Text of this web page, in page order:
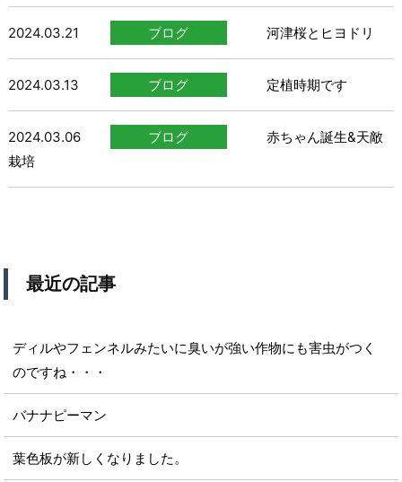
2024.03.21 ブログ 河津桜とヒヨドリ
2024.03.13 ブログ 定植時期です
2024.03.06 ブログ
赤ちゃん誕生&天敵
栽培
最近の記事
ディルやフェンネルみたいに臭いが強い作物にも害虫がつく
のですね・・・
バナナピーマン
葉色板が新しくなりました。